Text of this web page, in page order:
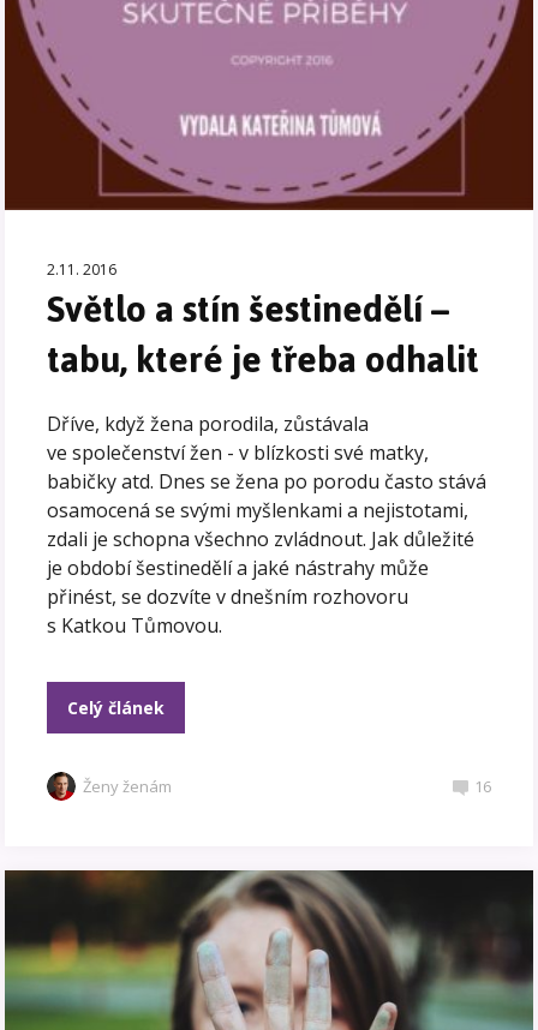
2.11. 2016
Světlo a stín šestinedělí –
tabu, které je třeba odhalit
Dříve, když žena porodila, zůstávala
ve společenství žen - v blízkosti své matky,
babičky atd. Dnes se žena po porodu často stává
osamocená se svými myšlenkami a nejistotami,
zdali je schopna všechno zvládnout. Jak důležité
je období šestinedělí a jaké nástrahy může
přinést, se dozvíte v dnešním rozhovoru
s Katkou Tůmovou.
Celý článek
Ženy ženám 16